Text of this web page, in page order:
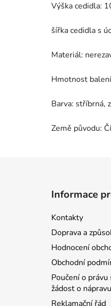
Výška cedidla:
šířka cedidla s
Materiál:
Hmotnost
Barva: stříbrná,
Země původu:
Informace
Kontakty
Doprava a
Hodnocení
Obchodní
Poučení o
žádost o nápravu
Reklamační řád